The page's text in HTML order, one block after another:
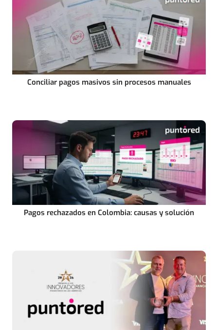
Conciliar pagos masivos sin procesos manuales
Pagos rechazados en Colombia: causas y solución